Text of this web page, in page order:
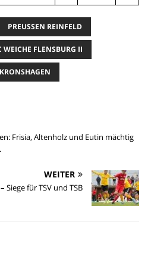
PREUSSEN REINFELD
WEICHE FLENSBURG II
Frisia, Altenholz und Eutin mächtig
WEITER
Siege für TSV und TSB